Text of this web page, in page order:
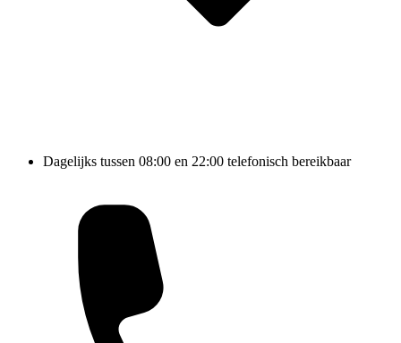
Dagelijks tussen 08:00 en 22:00 telefonisch bereikbaar